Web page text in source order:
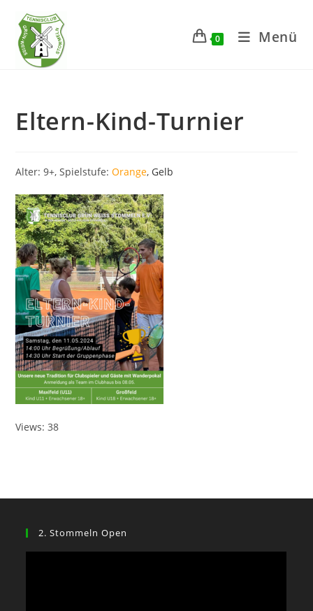
Inhalt
springen
0 Menü
Eltern-Kind-Turnier
Alter: 9+, Spielstufe:Orange, Gelb
Views: 38
2. Stommeln Open